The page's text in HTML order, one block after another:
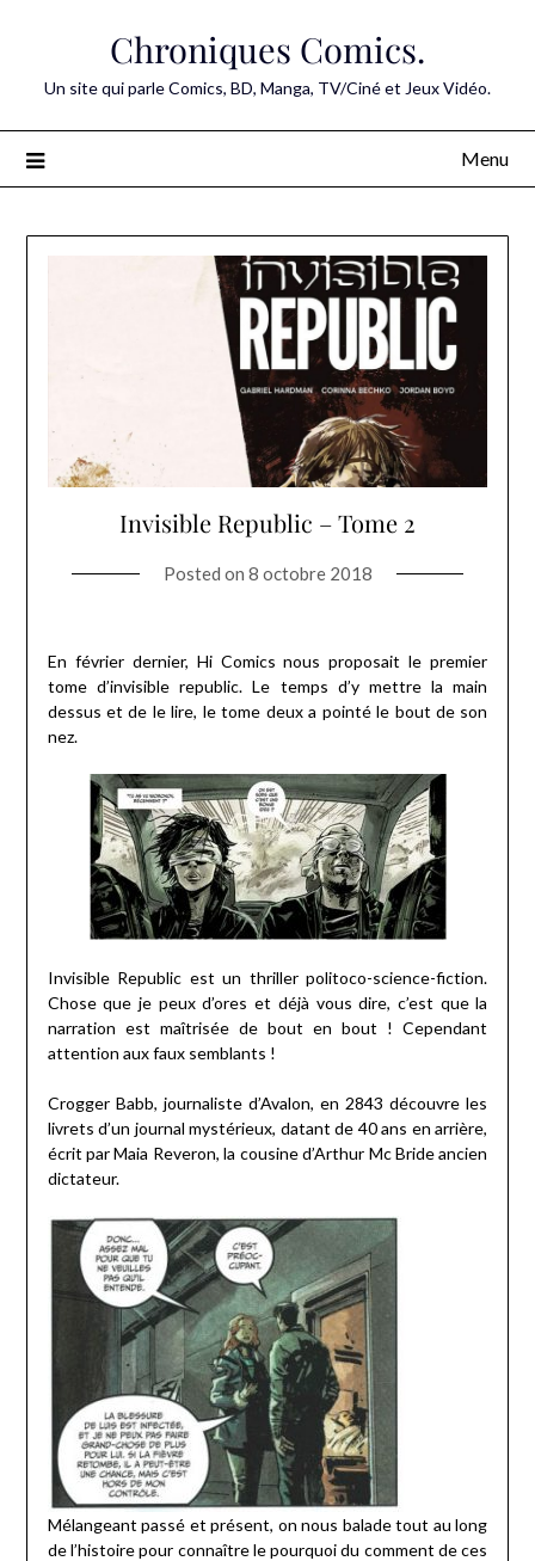
Chroniques Comics.
Un site qui parle Comics, BD, Manga, TV/Ciné et Jeux Vidéo.
Menu
Invisible Republic – Tome 2
Posted on 8 octobre 2018
En février dernier, Hi Comics nous proposait le premier
tome d’invisible republic. Le temps d’y mettre la main
dessus et de le lire, le tome deux a pointé le bout de son
nez.
Invisible Republic est un thriller politoco-science-fiction.
Chose que je peux d’ores et déjà vous dire, c’est que la
narration est maîtrisée de bout en bout ! Cependant
attention aux faux semblants !
Crogger Babb, journaliste d’Avalon, en 2843 découvre les
livrets d’un journal mystérieux, datant de 40 ans en arrière,
écrit par Maia Reveron, la cousine d’Arthur Mc Bride ancien
dictateur.
Mélangeant passé et présent, on nous balade tout au long
de l’histoire pour connaître le pourquoi du comment de ces